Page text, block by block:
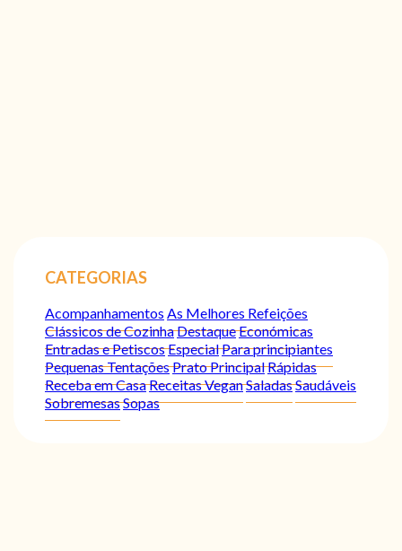
CATEGORIAS
Acompanhamentos As Melhores Refeições
Clássicos de CozinhaDestaqueEconómicas
Entradas e PetiscosEspecialPara principiantes
Pequenas TentaçõesPrato PrincipalRápidas
Receba em CasaReceitas VeganSaladasSaudáveis
SobremesasSopas